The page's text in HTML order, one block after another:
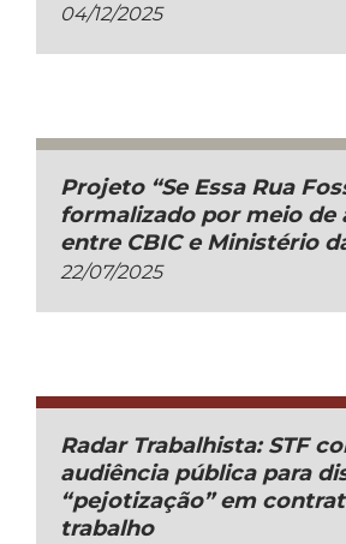
04/12/2025
Projeto “Se Essa Rua
formalizado por meio de
entre CBIC e Ministério
22/07/2025
Radar Trabalhista: STF
audiência pública para
“pejotização” em
trabalho